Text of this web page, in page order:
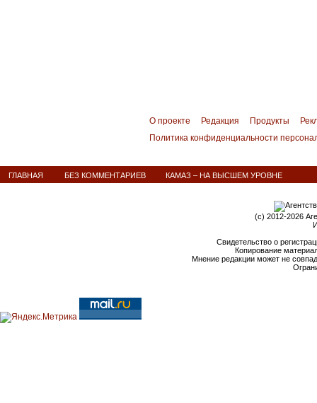
О проекте Редакция Продукты
Политика конфиденциальности
ГЛАВНАЯ БЕЗ КОММЕНТАРИЕВ КАМАЗ – НА ВЫСШЕМ УРОВНЕ
(c) 2012-2026
Свидетельство о
Копирование
Мнение редакции может не